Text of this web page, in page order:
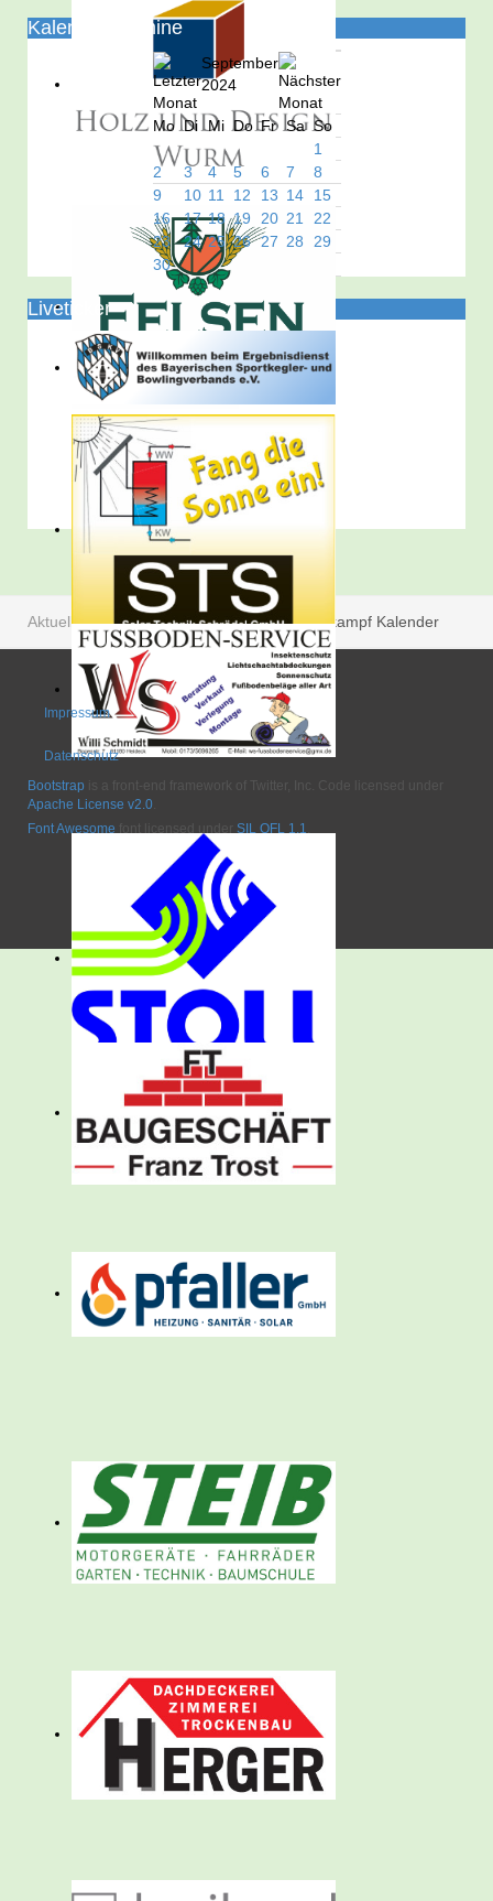
Kalender/Termine
September
2024
Mo Di Mi Do Fr Sa So
1
2
3 4 5 6 7
8
9
10 11 12 13 14
15
16
17 18 19 20 21
22
23
24 25 26 27 28
29
30
Liveticker
Aktuelle Seite:Startseite Termine Wettkampf Kalender
Impressum
Datenschutz
Bootstrap is a front-end framework of Twitter, Inc. Code licensed under
Apache License v2.0
Font Awesome font licensed under SIL OFL 1.1